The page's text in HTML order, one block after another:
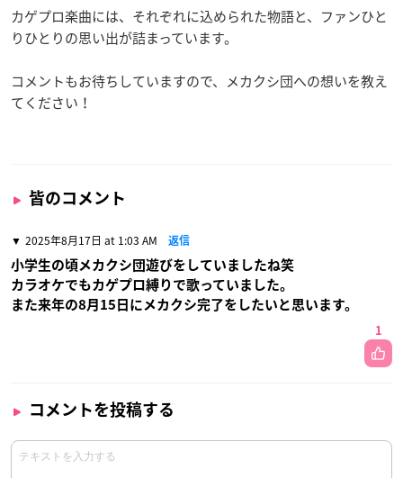
カゲプロ楽曲には、それぞれに込められた物語と、ファンひと
りひとりの思い出が詰まっています。
コメントもお待ちしていますので、メカクシ団への想いを教え
てください！
皆のコメント
2025年8月17日 at 1:03 AM 返信
小学生の頃メカクシ団遊びをしていましたね笑
カラオケでもカゲプロ縛りで歌っていました。
また来年の8月15日にメカクシ完了をしたいと思います。
1
コメントを投稿する